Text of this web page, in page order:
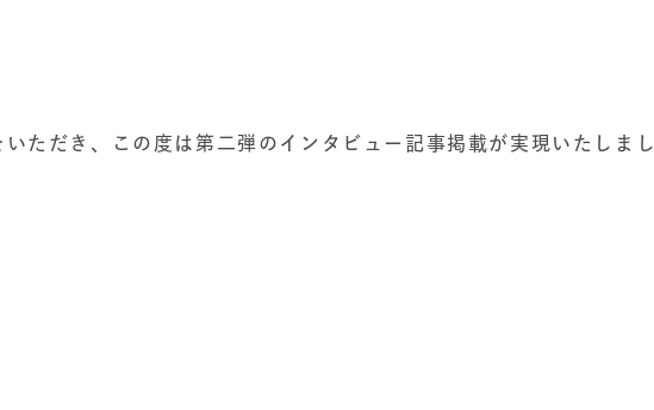
ただき、この度は第二弾のインタビュー記事掲載が実現いたしまし